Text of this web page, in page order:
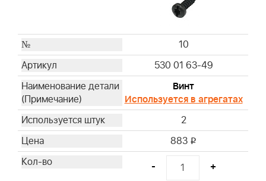
10
530 01 63-49
Винт
Используется в агрегатах
2
883 i
- +